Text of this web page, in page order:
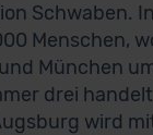
Schwaben.
Menschen,
München
drei
wird